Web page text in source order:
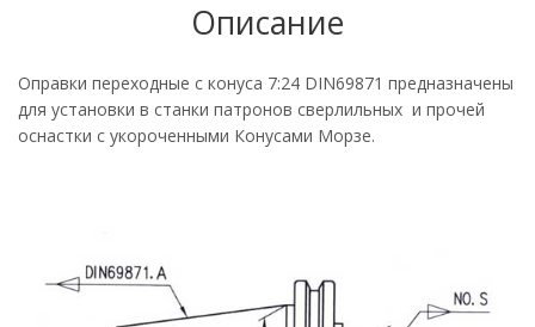
Описание
Оправки переходные с конуса 7:24 DIN69871 предназначены
для установки в станки патронов сверлильных и прочей
оснастки с укороченными Конусами Морзе.